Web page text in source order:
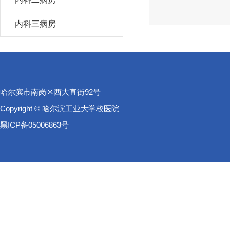
内科三病房
哈尔滨市南岗区西大直街92号
Copyright © 哈尔滨工业大学校医院
黑ICP备05006863号